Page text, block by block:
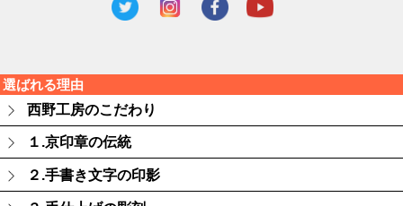
選ばれる理由
西野工房のこだわり
１.京印章の伝統
２.手書き文字の印影